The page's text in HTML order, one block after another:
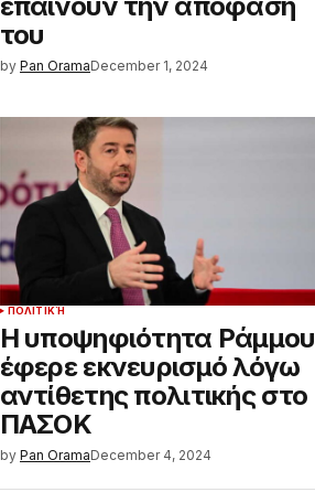
του
by Pan OramaDecember 1, 2024
ΠΟΛΙΤΙΚΉ
Η υποψηφιότητα Ράμμου
έφερε εκνευρισμό λόγω
αντίθετης πολιτικής στο
ΠΑΣΟΚ
by Pan OramaDecember 4, 2024